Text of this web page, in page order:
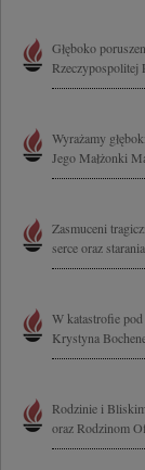
Głęboko
Rzeczypospolitej
Wyrażamy
Jego Małżonki
Zasmuceni
serce oraz
W katastrofie
Krystyna
Rodzinie i
oraz Rodzinom